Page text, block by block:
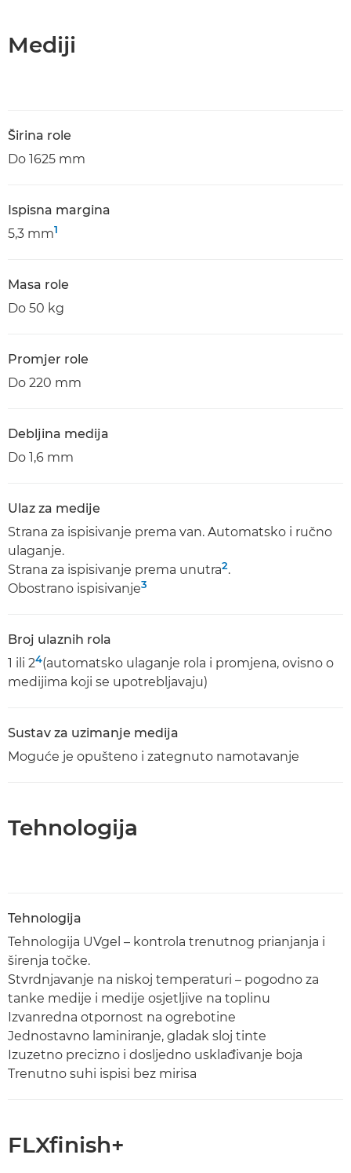
Mediji
Širina role
Do 1625 mm
Ispisna margina
5,3 mm1
Masa role
Do 50 kg
Promjer role
Do 220 mm
Debljina medija
Do 1,6 mm
Ulaz za medije
Strana za ispisivanje prema van. Automatsko i ručno
ulaganje.
Strana za ispisivanje prema unutra2.
Obostrano ispisivanje3
Broj ulaznih rola
1 ili 24(automatsko ulaganje rola i promjena, ovisno o
medijima koji se upotrebljavaju)
Sustav za uzimanje medija
Moguće je opušteno i zategnuto namotavanje
Tehnologija
Tehnologija
Tehnologija UVgel – kontrola trenutnog prianjanja i
širenja točke.
Stvrdnjavanje na niskoj temperaturi – pogodno za
tanke medije i medije osjetljive na toplinu
Izvanredna otpornost na ogrebotine
Jednostavno laminiranje, gladak sloj tinte
Izuzetno precizno i dosljedno usklađivanje boja
Trenutno suhi ispisi bez mirisa
FLXfinish+